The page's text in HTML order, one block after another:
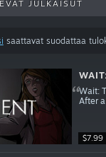
JULKAISUT
saattavat suodattaa
$7.99
Wait:
After